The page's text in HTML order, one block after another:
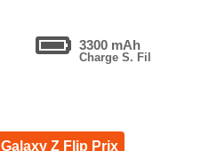
3300 mAh
Charge S. Fil
Galaxy Z Flip Prix